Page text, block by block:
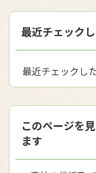
最近チェック
最近チェックし
このページを
ます